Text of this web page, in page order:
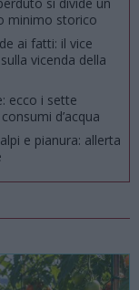
minimo storico
ai fatti: il vice
vicenda della
ecco i sette
d’acqua
e pianura: allerta